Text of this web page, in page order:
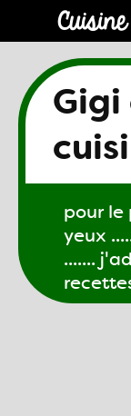
Gigi
pour le
yeux
.......